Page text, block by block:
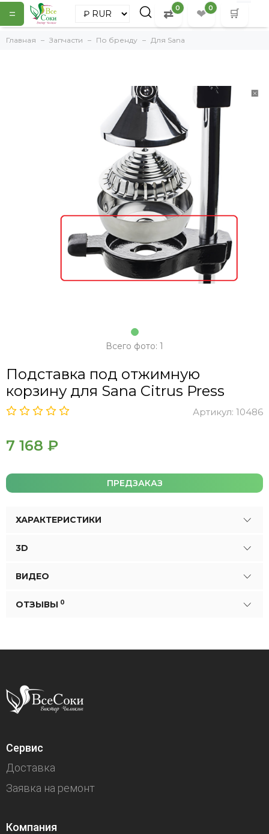
= ⇄ 0 ❤ 0 🛒
Главная Запчасти По бренду Для Sana
Всего фото: 1
Подставка под отжимную
корзину для Sana Citrus Press
Артикул: 10486
7 168 ₽
ПРЕДЗАКАЗ
ХАРАКТЕРИСТИКИ
3D
ВИДЕО
ОТЗЫВЫ 0
Сервис
Доставка
Заявка на ремонт
Компания